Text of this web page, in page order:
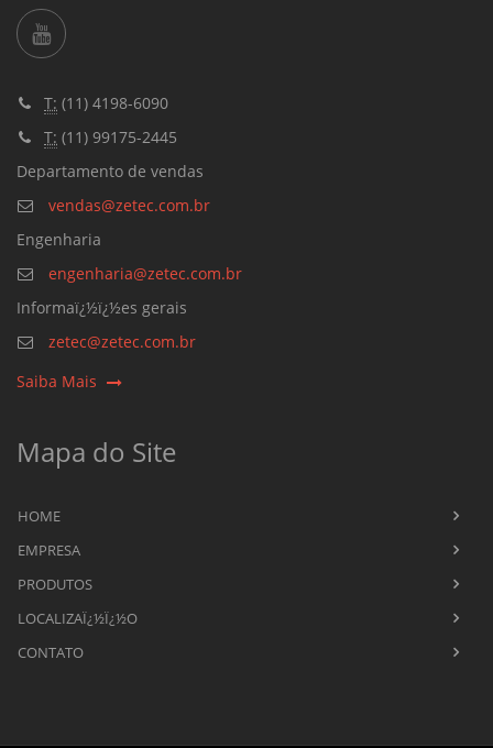
T: (11) 4198-6090
T: (11) 99175-2445
Departamento de vendas
vendas@zetec.com.br
Engenharia
engenharia@zetec.com.br
Informaï¿½ï¿½es gerais
zetec@zetec.com.br
Saiba Mais
Mapa do Site
HOME
EMPRESA
PRODUTOS
LOCALIZAÏ¿½Ï¿½O
CONTATO